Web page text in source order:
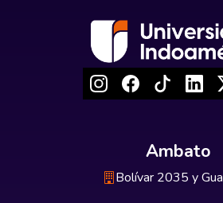
Ambato
Bolívar 2035 y